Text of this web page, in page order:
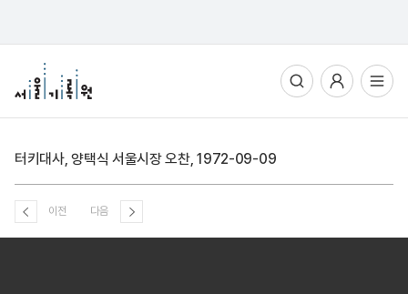
전체메뉴열기
터키대사, 양택식 서울시장 오찬, 1972-09-09
이전 다음